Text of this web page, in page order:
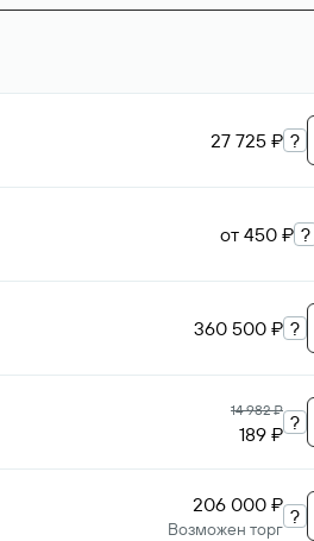
27 725 ₽ ?
от 450 ₽ ?
360 500 ₽ ?
14 982 ₽
189 ₽ ?
206 000 ₽
Возможен торг
?